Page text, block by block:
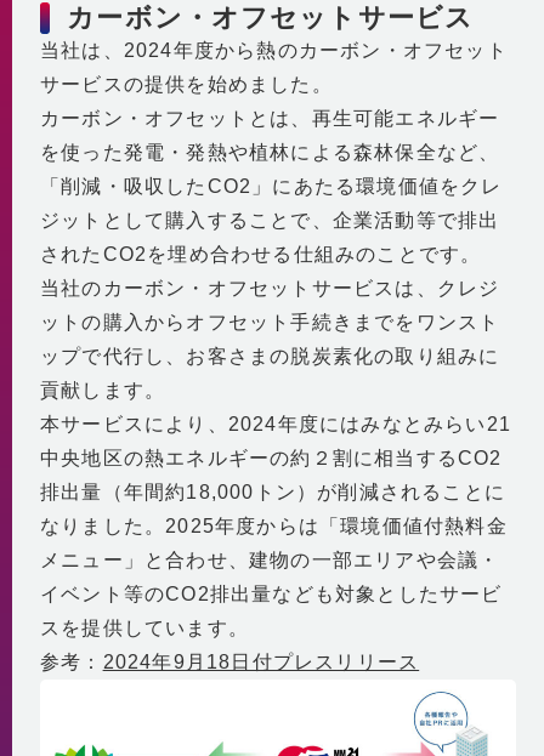
カーボン・オフセットサービス
当社は、2024年度から熱のカーボン・オフセット
サービスの提供を始めました。
カーボン・オフセットとは、再生可能エネルギー
を使った発電・発熱や植林による森林保全など、
「削減・吸収したCO2」にあたる環境価値をクレ
ジットとして購入することで、企業活動等で排出
されたCO2を埋め合わせる仕組みのことです。
当社のカーボン・オフセットサービスは、クレジ
ットの購入からオフセット手続きまでをワンスト
ップで代行し、お客さまの脱炭素化の取り組みに
貢献します。
本サービスにより、2024年度にはみなとみらい21
中央地区の熱エネルギーの約２割に相当するCO2
排出量（年間約18,000トン）が削減されることに
なりました。2025年度からは「環境価値付熱料金
メニュー」と合わせ、建物の一部エリアや会議・
イベント等のCO2排出量なども対象としたサービ
スを提供しています。
参考： 2024年9月18日付プレスリリース